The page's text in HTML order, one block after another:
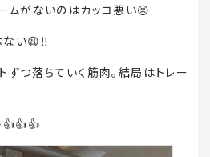
ムがないのはカッコ悪い😣
ない😫‼️
ずつ落ちていく筋肉。結局はトレー
👍👍👍